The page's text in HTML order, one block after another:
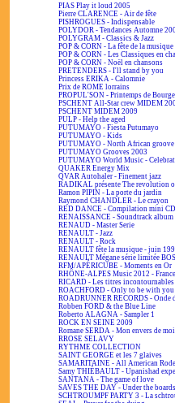
PIAS Play it loud 2005
Pierre CLARENCE - Air de fête
PISHROGUES - Indispensable
POLYDOR - Tendances Automne
POLYGRAM - Classics & Jazz
POP & CORN - La fête de la musique
POP & CORN - Les Classiques en
POP & CORN - Noël en chansons
PRETENDERS - I'll stand by you
Princess ERIKA - Calomnie
Prix de ROME lorrains
PROPUL'SON - Printemps de
PSCHENT All-Star crew MIDEM
PSCHENT MIDEM 2009
PULP - Help the aged
PUTUMAYO - Fiesta Putumayo
PUTUMAYO - Kids
PUTUMAYO - North African groove
PUTUMAYO Grooves 2003
PUTUMAYO World Music -
QUAKER Energy Mix
QVAR Autohaler - Finement jazz
RADIKAL présente The revolution
Ramon PIPIN - La porte du jardin
Raymond CHANDLER - Le crayon
RED DANCE - Compilation mini CD
RENAISSANCE - Soundtrack album
RENAUD - Master Serie
RENAULT - Jazz
RENAULT - Rock
RENAULT fête la musique - juin
RENAULT Mégane série limitée
RFM/APÉRICUBE - Moments en Or
RHÔNE-ALPES Music 2012 - France
RICARD - Les titres incontournables
ROACHFORD - Only to be with you
ROADRUNNER RECORDS - Onde
Robben FORD & the Blue Line
Roberto ALAGNA - Sampler 1
ROCK EN SEINE 2009
Romane SERDA - Mon envers de moi
RROSE SELAVY
RYTHME COLLECTION
SAINT GEORGE et les 7 glaives
SAMARITAINE - All American
Samy THIÉBAULT - Upanishad
SANTANA - The game of love
SAVES THE DAY - Under the boards
SCHTROUMPF PARTY 3 - La